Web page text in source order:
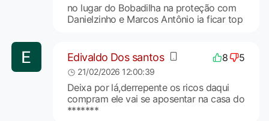
no lugar do Bobadilha na proteção com
Danielzinho e Marcos Antônio ia ficar top
Edivaldo Dos santos 8 5
21/02/2026 12:00:39
Deixa por lá,derrepente os ricos daqui
compram ele vai se aposentar na casa do
*******